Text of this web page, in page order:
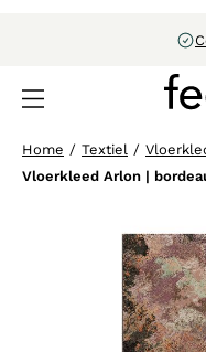
Home / Textiel /
Vloerkleed Arlon |